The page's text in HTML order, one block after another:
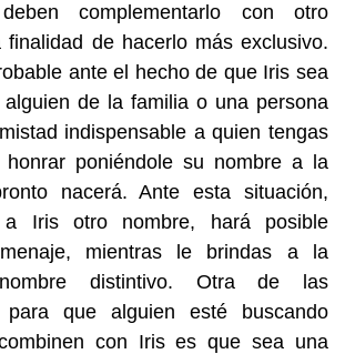
complementarlo con otro
finalidad de hacerlo más exclusivo.
ante el hecho de que Iris sea
de la familia o una persona
indispensable a quien tengas
honrar poniéndole su nombre a la
nacerá. Ante esta situación,
a Iris otro nombre, hará posible
mientras le brindas a la
distintivo. Otra de las
para que alguien esté buscando
con Iris es que sea una